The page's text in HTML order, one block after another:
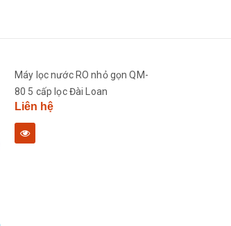
Máy lọc nước RO nhỏ gọn QM-
80 5 cấp lọc Đài Loan
Liên hệ